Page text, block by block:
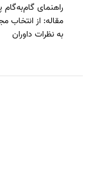
راهنمای
مقاله: از انتخاب
به نظرات داوران